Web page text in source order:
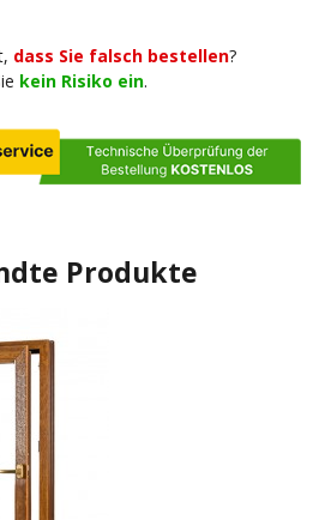
dass Sie falsch bestellen?
kein Risiko ein.
Produkte